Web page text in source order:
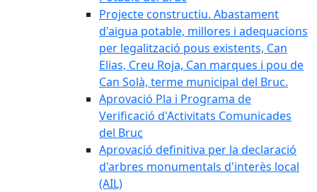
Projecte constructiu. Abastament
d'aigua potable, millores i adequacions
per legalització pous existents, Can
Elias, Creu Roja, Can marques i pou de
Can Solà, terme municipal del Bruc.
Aprovació Pla i Programa de
Verificació d'Activitats Comunicades
del Bruc
Aprovació definitiva per la declaració
d'arbres monumentals d'interès local
(AIL)